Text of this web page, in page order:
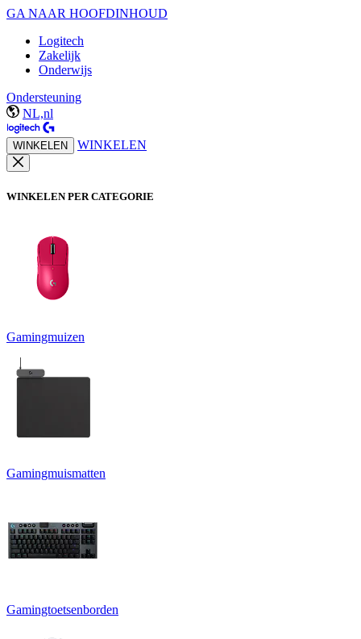
GA NAAR HOOFDINHOUD
Logitech
Zakelijk
Onderwijs
Ondersteuning
NL,nl
WINKELEN WINKELEN
WINKELEN PER CATEGORIE
Gamingmuizen
Gamingmuismatten
Gamingtoetsenborden